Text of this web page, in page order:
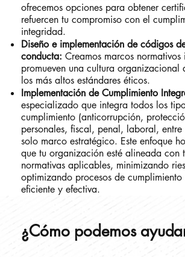
ofrecemos opciones para obtener
refuercen tu compromiso con el
integridad.
Diseño e implementación de códigos
conducta: Creamos marcos normativos
promueven una cultura organizacional
los más altos estándares éticos.
Implementación de Cumplimiento
especializado que integra todos los
cumplimiento (anticorrupción,
personales, fiscal, penal, laboral, entre
solo marco estratégico. Este enfoque
que tu organización esté alineada con
normativas aplicables, minimizando
optimizando procesos de cumplimiento
eficiente y efectiva.
​¿Cómo podemos